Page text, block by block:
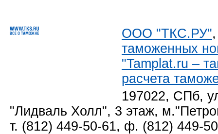
ООО "ТКС.РУ"
таможенных
"Tamplat.ru –
расчета
197022, СПб,
"Лидваль Холл", 3 этаж,
т. (812) 449-50-61, ф. (812) 449-